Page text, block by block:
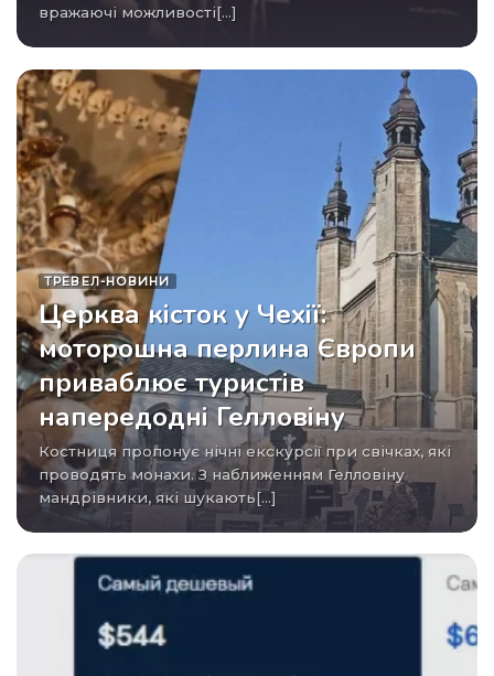
вражаючі можливості[...]
ТРЕВЕЛ-НОВИНИ
Церква кісток у Чехії:
моторошна перлина Європи
приваблює туристів
напередодні Гелловіну
Костниця пропонує нічні екскурсії при свічках, які
проводять монахи. З наближенням Гелловіну
мандрівники, які шукають[...]